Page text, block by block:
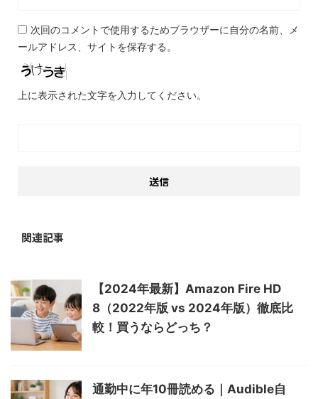
次回のコメントで使用するためブラウザーに自分の名前、メ
ールアドレス、サイトを保存する。
上に表示された文字を入力してください。
関連記事
【2024年最新】Amazon Fire HD
8（2022年版 vs 2024年版）徹底比
較！買うならどっち？
通勤中に年10冊読める｜Audible自